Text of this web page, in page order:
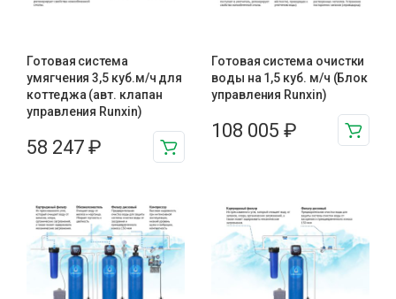
Готовая система
умягчения 3,5 куб.м/ч для
коттеджа (авт. клапан
управления Runxin)
58 247 ₽
Готовая система очистки
воды на 1,5 куб. м/ч (Блок
управления Runxin)
108 005 ₽